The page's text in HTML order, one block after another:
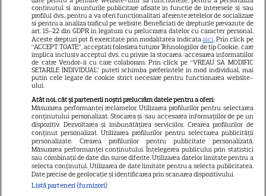
Jorge, revoltat după ce și-a
găsit apartamentul de la mare
devastat. Ce au lăsat în urmă
turiștii este strigător la Cer
Fiul Deei și al lui Dinu Maxer a
intrat la un liceu de renume
din București. Andreas, admis
fără meditații, cu note maxime
continutul si anunturile publicitare afisate in functie de interesele si/sau
profilul dvs., pentru a va oferi functionalitati aferente retelelor de socializare
si pentru a analiza traficul pe website. Beneficiati de drepturile prevazute de
art. 15-22 din GDPR in legatura cu prelucrarea datelor cu caracter personal.
Aceste drepturi pot fi exercitate prin modalitatea indicataaici. Prin click pe
“ACCEPT TOATE”, acceptati folosirea tuturor Tehnologiilor de tip Cookie, care
implica inclusiv acceptul dvs. cu privire la stocarea/accesarea informatiilor
de catre Vendor-ii cu care colaboram. Prin click pe “VREAU SA MODIFIC
SETARILE INDIVIDUAL” puteti schimba preferintele in mod individual, mai
putin cele legate de cookie strict necesare pentru functionarea website-
ului.
Atât noi, cât și partenerii noștri prelucrăm datele pentru a oferi:
Măsurarea performanței reclamelor. Utilizarea profilurilor pentru selectarea
conținutului personalizat. Stocarea și/sau accesarea informațiilor de pe un
dispozitiv. Dezvoltarea și îmbunătățirea serviciilor. Crearea profilurilor de
conținut personalizat. Utilizarea profilurilor pentru selectarea publicității
personalizate. Crearea profilurilor pentru publicitate personalizată.
Măsurarea performanței conținutului. Înțelegerea publicului prin statistici
sau combinații de date din surse diferite. Utilizarea datelor limitate pentru a
selecta conținutul. Utilizarea de date limitate pentru a selecta publicitatea.
Date precise de geolocație și identificarea prin scanarea dispozitivului.
Listă parteneri (furnizori)